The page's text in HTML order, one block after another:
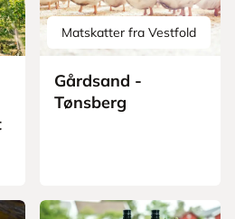
Matskatter fra Vestfold
Gårdsand -
Tønsberg